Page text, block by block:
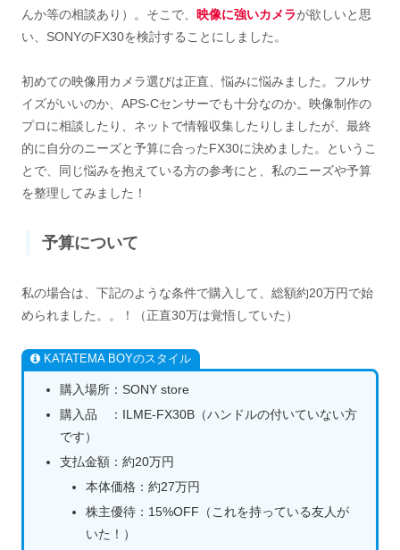
んか等の相談あり）。そこで、 映像に強いカメラが欲しいと思
い、SONYのFX30を検討することにしました。
初めての映像用カメラ選びは正直、悩みに悩みました。フルサ
イズがいいのか、APS-Cセンサーでも十分なのか。映像制作の
プロに相談したり、ネットで情報収集したりしましたが、最終
的に自分のニーズと予算に合ったFX30に決めました。というこ
とで、同じ悩みを抱えている方の参考にと、私のニーズや予算
を整理してみました！
予算について
私の場合は、下記のような条件で購入して、総額約20万円で始
められました。。！（正直30万は覚悟していた）
KATATEMA BOYのスタイル
購入場所：SONY store
購入品 ：ILME-FX30B（ハンドルの付いていない方
です）
支払金額：約20万円
本体価格：約27万円
株主優待：15%OFF（これを持っている友人が
いた！）